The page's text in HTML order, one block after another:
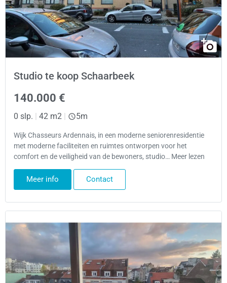
Studio te koop Schaarbeek
140.000 €
0 slp. | 42 m2 | 5m
Wijk Chasseurs Ardennais, in een moderne seniorenresidentie
met moderne faciliteiten en ruimtes ontworpen voor het
comfort en de veiligheid van de bewoners, studio… Meer lezen
Meer info Contact